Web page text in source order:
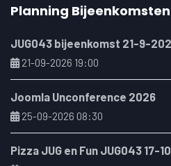
Planning Bijeenkomsten
JUG043 bijeenkomst 21-9-
21-09-2026 19:00
Joomla Unconference 2026
25-09-2026 08:30
Pizza JUG en Fun JUG043 17-